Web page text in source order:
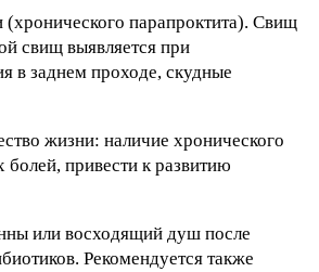
парапроктита). Свищ
свищ выявляется при
в заднем проходе, скудные
жизни: наличие хронического
привести к развитию
или восходящий душ после
Рекомендуется также